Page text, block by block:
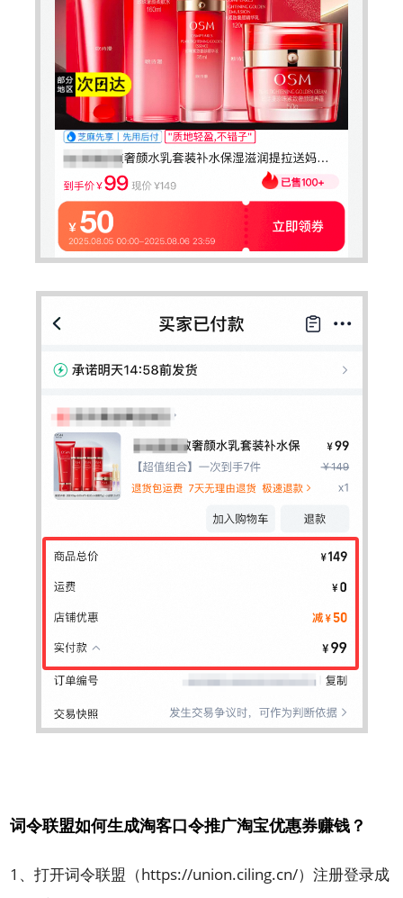
词令联盟如何生成淘客口令推广淘宝优惠券赚钱？
1、打开词令联盟（https://union.ciling.cn/）注册登录成